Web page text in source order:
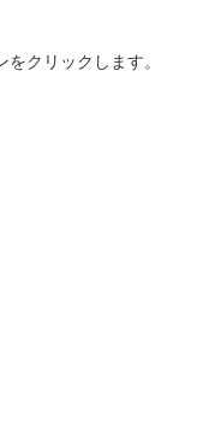
クリックします。